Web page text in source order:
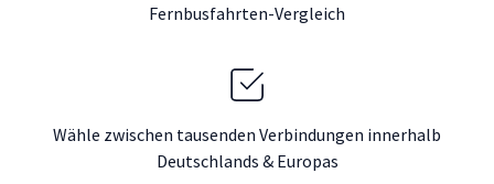
Fernbusfahrten-Vergleich
Wähle zwischen tausenden Verbindungen innerhalb
Deutschlands & Europas